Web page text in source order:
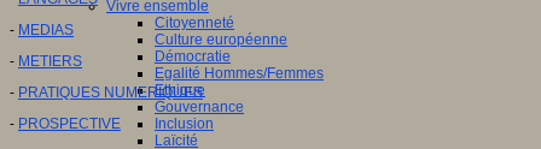
Vivre ensemble
Citoyenneté
Culture européenne
Démocratie
Egalité Hommes/Femmes
Ethique
Gouvernance
Inclusion
Laïcité
- MEDIAS
- METIERS
- PRATIQUES NUMERIQUES
- PROSPECTIVE